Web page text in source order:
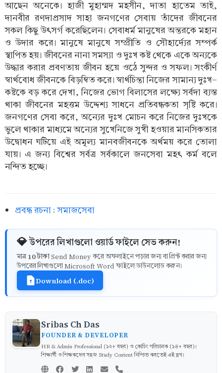
আছেন অনেকে। হাজী মুহাম্মদ মহসীন, দাতা হাতেম তাই,
দানবীর রণদাপ্রসাদ সাহা জনগণের সেবায় তাঁদের জীবনের
সকল কিছু উৎসর্গ করেছিলেন। সেবাধর্ম মানুষের অন্তরকে মহান
ও উদার করে। মানুষে মানুষে সম্প্রীতি ও সৌহার্দ্যের সম্পর্ক
স্থাপিত হয়। জীবনের নানা সমস্যা ও দুঃখ কষ্ট থেকে একে অন্যকে
উদ্ধার করার প্রবণতায় জীবন হয়ে ওঠে সুন্দর ও সফল। সংকীর্ণ
স্বার্থবোধ জীবনকে বিড়ম্বিত করে। স্বার্থচিন্তা নিজের সামান্য দুঃখ-
কষ্টকে বড় করে দেখা, নিজের ভোগ বিলাসের লক্ষ্যে সর্বদা ব্যস্ত
থাকা জীবনের মহত্তম উদ্দেশ্য সাধনে প্রতিবন্ধকতা সৃষ্টি করে।
জনগণের সেবা করে, অন্যের দুঃখ মোচন করে নিজের দুঃখকে
ভুলে থাকার মাধ্যমে অন্যের সুখেনিজে সুখী হওয়ার মানসিকতার
উদ্বোধন ঘটিয়ে এই অমূল্য মানবজীবনকে অর্থময় করে তোলা
যায়। এ জন্য বিশ্বের সর্বত্র সর্বকালে জনসেবা মহৎ কর্ম বলে
নন্দিত হচ্ছে।
প্রবন্ধ রচনা : সমাজসেবা
💎 উপরের লিখাগুলো ওয়ার্ড ফাইলে সেভ করুন!
মাত্র 10 টাকাSend Money করে অফলাইনে পড়ার জন্য বা প্রিন্ট করার জন্য
উপরের লিখাগুলো Microsoft Word ফাইলে ডাউনলোড করুন।
Download (.doc)
Sribas Ch Das
FOUNDER & DEVELOPER
HR & Admin Professional (১২+ বছর) ও কোচিং পরিচালক (১৪+ বছর)।
শিক্ষার্থী ও শিক্ষকদের সহজ Study Content নিশ্চিত করতেই এই ব্লগ।